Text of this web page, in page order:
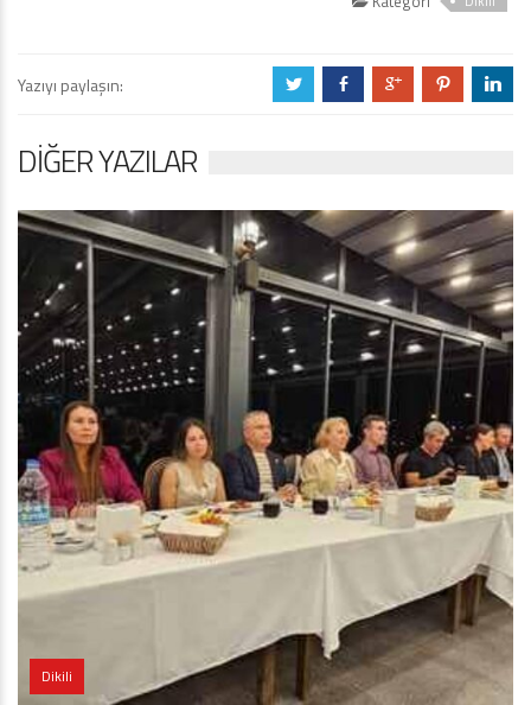
Yazıyı paylaşın: a b c d j
DIĞER YAZILAR
Dikili